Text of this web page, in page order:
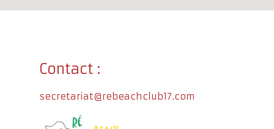
Contact :
secretariat@rebeachclub17.com